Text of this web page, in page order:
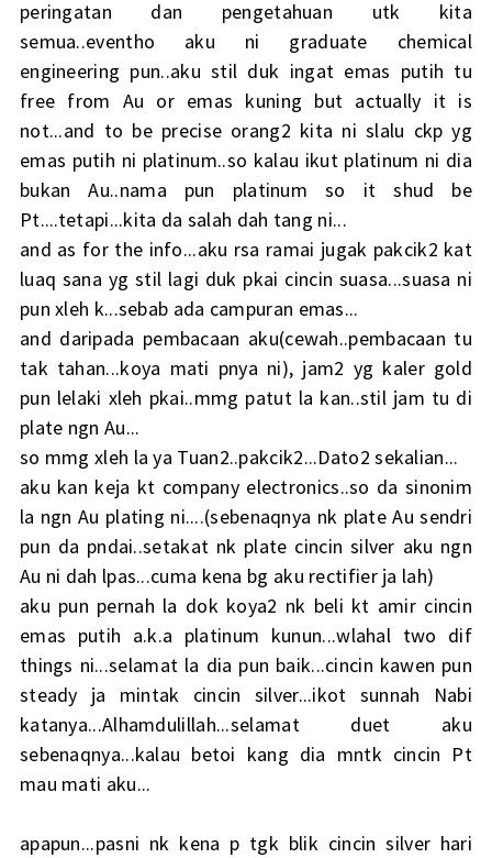
peringatan dan pengetahuan utk kita
semua..eventho aku ni graduate chemical
engineering pun..aku stil duk ingat emas putih tu
free from Au or emas kuning but actually it is
not...and to be precise orang2 kita ni slalu ckp yg
emas putih ni platinum..so kalau ikut platinum ni dia
bukan Au..nama pun platinum so it shud be
Pt....tetapi...kita da salah dah tang ni...
and as for the info...aku rsa ramai jugak pakcik2 kat
luaq sana yg stil lagi duk pkai cincin suasa...suasa ni
pun xleh k...sebab ada campuran emas...
and daripada pembacaan aku(cewah..pembacaan tu
tak tahan...koya mati pnya ni), jam2 yg kaler gold
pun lelaki xleh pkai..mmg patut la kan..stil jam tu di
plate ngn Au...
so mmg xleh la ya Tuan2..pakcik2...Dato2 sekalian...
aku kan keja kt company electronics..so da sinonim
la ngn Au plating ni....(sebenaqnya nk plate Au sendri
pun da pndai..setakat nk plate cincin silver aku ngn
Au ni dah lpas...cuma kena bg aku rectifier ja lah)
aku pun pernah la dok koya2 nk beli kt amir cincin
emas putih a.k.a platinum kunun...wlahal two dif
things ni...selamat la dia pun baik...cincin kawen pun
steady ja mintak cincin silver...ikot sunnah Nabi
katanya...Alhamdulillah...selamat duet aku
sebenaqnya...kalau betoi kang dia mntk cincin Pt
mau mati aku...
apapun...pasni nk kena p tgk blik cincin silver hari